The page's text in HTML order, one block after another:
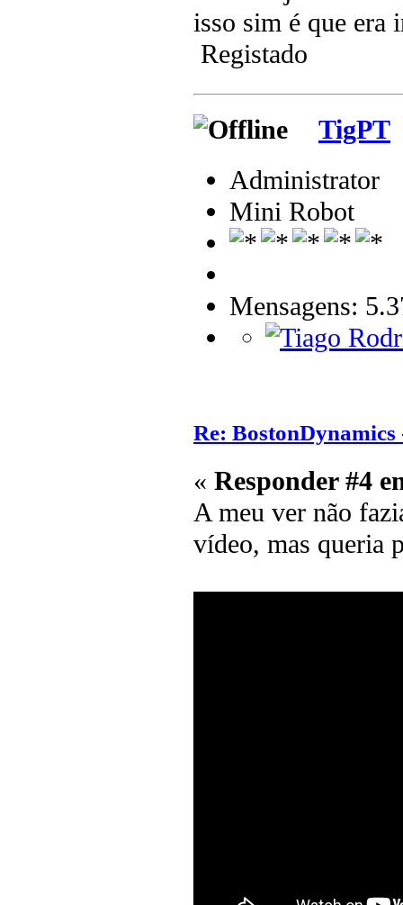
isso sim é que era
Registado
TigPT
Administrator
Mini Robot
Mensagens:
Re:
« Responder #4
A meu ver não
vídeo, mas queria